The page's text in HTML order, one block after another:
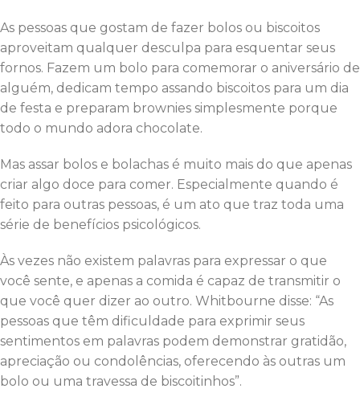
As pessoas que gostam de fazer bolos ou biscoitos
aproveitam qualquer desculpa para esquentar seus
fornos. Fazem um bolo para comemorar o aniversário de
alguém, dedicam tempo assando biscoitos para um dia
de festa e preparam brownies simplesmente porque
todo o mundo adora chocolate.
Mas assar bolos e bolachas é muito mais do que apenas
criar algo doce para comer. Especialmente quando é
feito para outras pessoas, é um ato que traz toda uma
série de benefícios psicológicos.
Às vezes não existem palavras para expressar o que
você sente, e apenas a comida é capaz de transmitir o
que você quer dizer ao outro. Whitbourne disse: “As
pessoas que têm dificuldade para exprimir seus
sentimentos em palavras podem demonstrar gratidão,
apreciação ou condolências, oferecendo às outras um
bolo ou uma travessa de biscoitinhos”.